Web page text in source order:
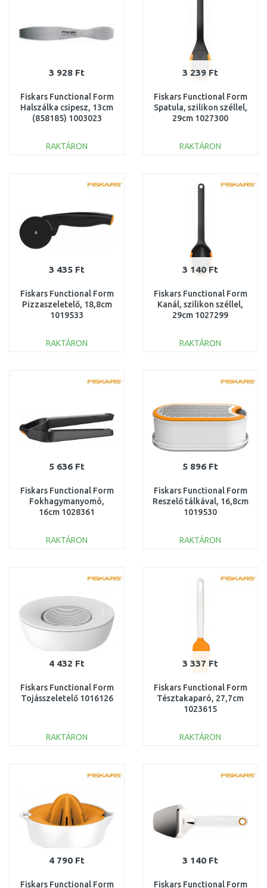
3 928 Ft
Fiskars Functional Form
Halszálka csipesz, 13cm
(858185) 1003023
RAKTÁRON
Összehasonlítás
3 239 Ft
Fiskars Functional Form
Spatula, szilikon széllel,
29cm 1027300
RAKTÁRON
Összehasonlítás
3 435 Ft
Fiskars Functional Form
Pizzaszeletelő, 18,8cm
1019533
RAKTÁRON
Összehasonlítás
3 140 Ft
Fiskars Functional Form
Kanál, szilikon széllel,
29cm 1027299
RAKTÁRON
Összehasonlítás
5 636 Ft
Fiskars Functional Form
Fokhagymanyomó,
16cm 1028361
RAKTÁRON
Összehasonlítás
5 896 Ft
Fiskars Functional Form
Reszelő tálkával, 16,8cm
1019530
RAKTÁRON
Összehasonlítás
4 432 Ft
Fiskars Functional Form
Tojásszeletelő 1016126
RAKTÁRON
Összehasonlítás
3 337 Ft
Fiskars Functional Form
Tésztakaparó, 27,7cm
1023615
RAKTÁRON
Összehasonlítás
4 790 Ft
Fiskars Functional Form
3 140 Ft
Fiskars Functional Form